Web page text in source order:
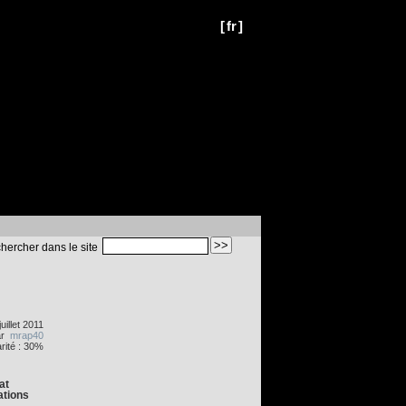
[fr]
dans le site
2011
mrap40
: 30%